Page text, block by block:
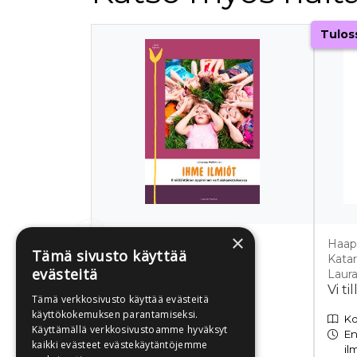
Tuoteluettelon alku
Ihme ilmiöt
Pehmeäkantinen kirja
Laura
Vi
×
Tämä sivusto käyttää
evästeitä
Tämä verkkosivusto käyttää evästeitä
käyttökokemuksen parantamiseksi.
Käyttämällä verkkosivustoamme hyväksyt
kaikki evästeet evästekäytäntöjemme